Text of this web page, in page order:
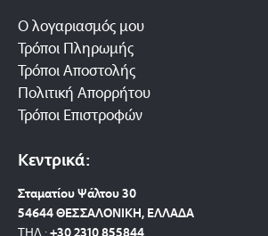
Ο λογαριασμός μου
Τρόποι Πληρωμής
Τρόποι Αποστολής
Πολιτική Απορρήτου
Τρόποι Επιστροφών
Κεντρικά:
Σταματίου Ψάλτου 30
54644 ΘΕΣΣΑΛΟΝΙΚΗ, ΕΛΛΑΔΑ
ΤΗΛ.:+30 2310 855844